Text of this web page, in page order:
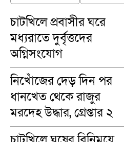
চাটখিলে প্রবাসীর ঘরে
মধ্যরাতে দুর্বৃত্তদের
অগ্নিসংযোগ
নিখোঁজের দেড় দিন পর
ধানখেত থেকে রাজুর
মরদেহ উদ্ধার, গ্রেপ্তার ২